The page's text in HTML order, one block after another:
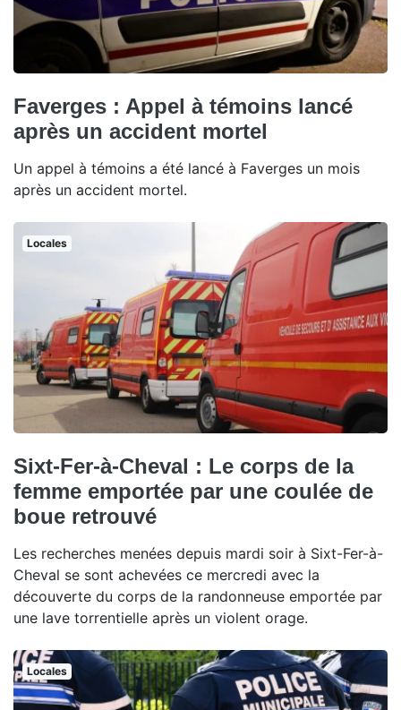
Faverges : Appel à témoins lancé
après un accident mortel
Un appel à témoins a été lancé à Faverges un mois
après un accident mortel.
Locales
Sixt-Fer-à-Cheval : Le corps de la
femme emportée par une coulée de
boue retrouvé
Les recherches menées depuis mardi soir à Sixt-Fer-à-
Cheval se sont achevées ce mercredi avec la
découverte du corps de la randonneuse emportée par
une lave torrentielle après un violent orage.
Locales